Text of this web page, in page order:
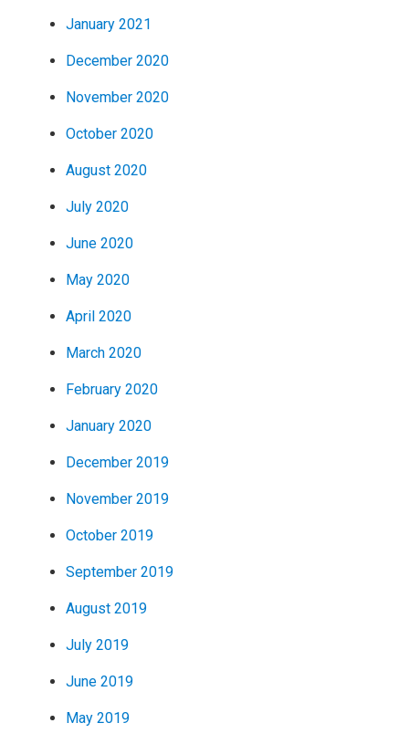
January 2021
December 2020
November 2020
October 2020
August 2020
July 2020
June 2020
May 2020
April 2020
March 2020
February 2020
January 2020
December 2019
November 2019
October 2019
September 2019
August 2019
July 2019
June 2019
May 2019